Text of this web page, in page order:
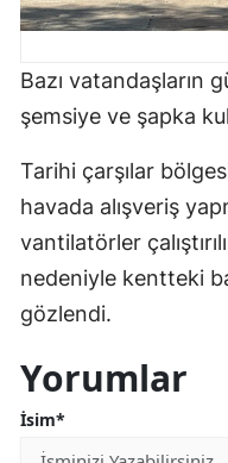
Bazı vatandaşların
şemsiye ve şapka
Tarihi çarşılar
havada alışveriş
vantilatörler
nedeniyle kentteki
gözlendi.
Yorumlar
İsim*